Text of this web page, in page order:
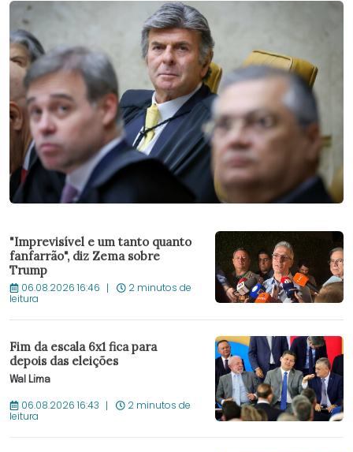
"Imprevisível e um tanto quanto
fanfarrão", diz Zema sobre
Trump
06.08.2026 16:46 2 minutos de
leitura
Fim da escala 6x1 fica para
depois das eleições
Wal Lima
06.08.2026 16:43 2 minutos de
leitura